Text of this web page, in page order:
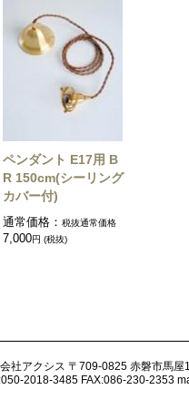
ペンダント E17用 B
R 150cm(シーリング
カバー付)
通常価格： 税抜通常価格
7,000円 (税抜)
社アクシス 〒709-0825 赤磐市馬屋
2018-3485 FAX:086-230-2353